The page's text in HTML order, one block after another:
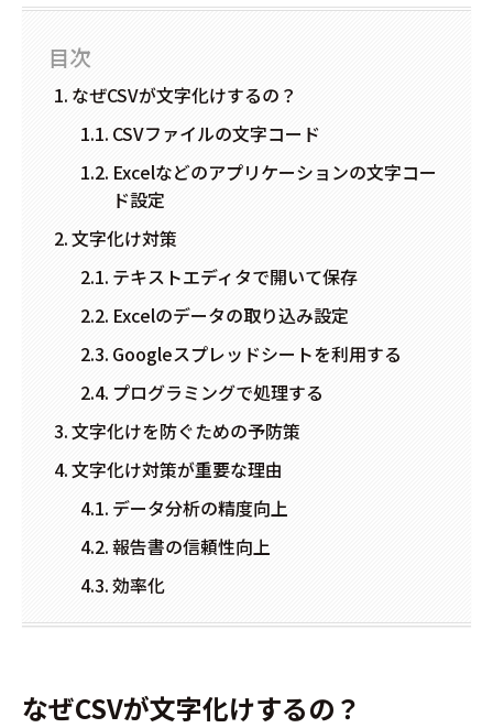
目次
なぜCSVが文字化けするの？
CSVファイルの文字コード
Excelなどのアプリケーションの文字コー
ド設定
文字化け対策
テキストエディタで開いて保存
Excelのデータの取り込み設定
Googleスプレッドシートを利用する
プログラミングで処理する
文字化けを防ぐための予防策
文字化け対策が重要な理由
データ分析の精度向上
報告書の信頼性向上
効率化
なぜCSVが文字化けするの？